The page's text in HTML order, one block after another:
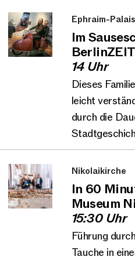
Ephraim-Palais
Im
BerlinZEIT
14 Uhr
Dieses
leicht
durch die
Nikolaikirche
In 60
Museum
15:30 Uhr
Führung
Tauche in